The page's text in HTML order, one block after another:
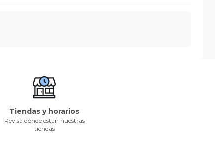
Tiendas y horarios
Revisa dónde están nuestras
tiendas